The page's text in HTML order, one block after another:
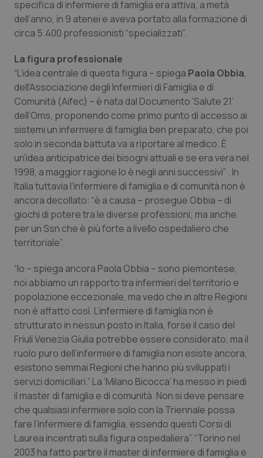
specifica di infermiere di famiglia era attiva, a metà
dell’anno, in 9 atenei e aveva portato alla formazione di
circa 5.400 professionisti “specializzati”.
La figura professionale
“L’idea centrale di questa figura – spiega Paola Obbia,
dell’Associazione degli Infermieri di Famiglia e di
Comunità (Aifec) – è nata dal Documento ‘Salute 21’
dell’Oms, proponendo come primo punto di accesso ai
sistemi un infermiere di famiglia ben preparato, che poi
solo in seconda battuta va a riportare al medico. È
un’idea anticipatrice dei bisogni attuali e se era vera nel
1998, a maggior ragione lo è negli anni successivi” . In
Italia tuttavia l’infermiere di famiglia e di comunità non è
ancora decollato: “è a causa – prosegue Obbia – di
giochi di potere tra le diverse professioni; ma anche
per un Ssn che è più forte a livello ospedaliero che
territoriale”.
“Io – spiega ancora Paola Obbia – sono piemontese,
noi abbiamo un rapporto tra infermieri del territorio e
popolazione eccezionale, ma vedo che in altre Regioni
non è affatto così. L’infermiere di famiglia non è
strutturato in nessun posto in Italia, forse il caso del
Friuli Venezia Giulia potrebbe essere considerato, ma il
ruolo puro dell’infermiere di famiglia non esiste ancora,
esistono semmai Regioni che hanno più sviluppati i
servizi domiciliari.” La ‘Milano Bicocca’ ha messo in piedi
il master di famiglia e di comunità. Non si deve pensare
che qualsiasi infermiere solo con la Triennale possa
fare l’infermiere di famiglia, essendo questi Corsi di
Laurea incentrati sulla figura ospedaliera”. “Torino nel
2003 ha fatto partire il master di infermiere di famiglia e